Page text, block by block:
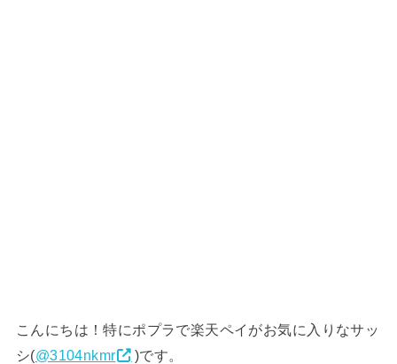
こんにちは！特にポプラで楽天ペイがお気に入りなサッ
シ(@3104nkmr )です。